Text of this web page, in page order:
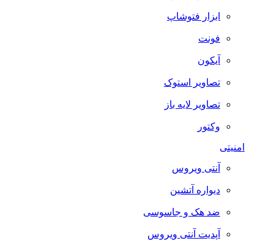
ابزار فتوشاپ
فونت
آیکون
تصاویر استوک
تصاویر لایه باز
وکتور
امنیتی
آنتی ویروس
دیواره آتشین
ضد هک و جاسوسی
آپدیت آنتی ویروس